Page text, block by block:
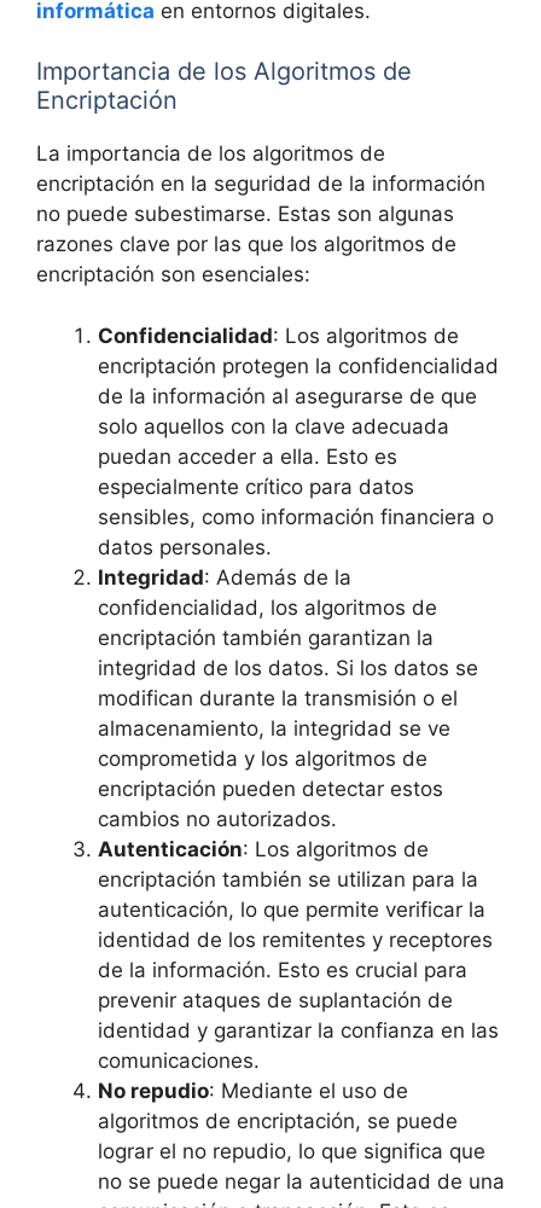
informática en entornos digitales.
Importancia de los Algoritmos de
Encriptación
La importancia de los algoritmos de
encriptación en la seguridad de la información
no puede subestimarse. Estas son algunas
razones clave por las que los algoritmos de
encriptación son esenciales:
Confidencialidad: Los algoritmos de
encriptación protegen la confidencialidad
de la información al asegurarse de que
solo aquellos con la clave adecuada
puedan acceder a ella. Esto es
especialmente crítico para datos
sensibles, como información financiera o
datos personales.
Integridad: Además de la
confidencialidad, los algoritmos de
encriptación también garantizan la
integridad de los datos. Si los datos se
modifican durante la transmisión o el
almacenamiento, la integridad se ve
comprometida y los algoritmos de
encriptación pueden detectar estos
cambios no autorizados.
Autenticación: Los algoritmos de
encriptación también se utilizan para la
autenticación, lo que permite verificar la
identidad de los remitentes y receptores
de la información. Esto es crucial para
prevenir ataques de suplantación de
identidad y garantizar la confianza en las
comunicaciones.
No repudio: Mediante el uso de
algoritmos de encriptación, se puede
lograr el no repudio, lo que significa que
no se puede negar la autenticidad de una